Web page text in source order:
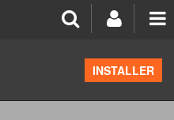
INSTALLER